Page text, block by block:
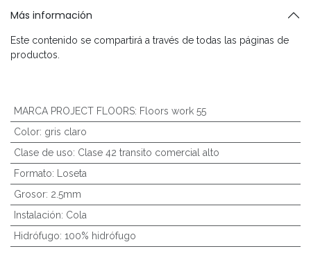
Más información
Este contenido se compartirá a través de todas las páginas de
productos.
MARCA PROJECT FLOORS: Floors work 55
Color: gris claro
Clase de uso: Clase 42 transito comercial alto
Formato: Loseta
Grosor: 2.5mm
Instalación: Cola
Hidrófugo: 100% hidrófugo